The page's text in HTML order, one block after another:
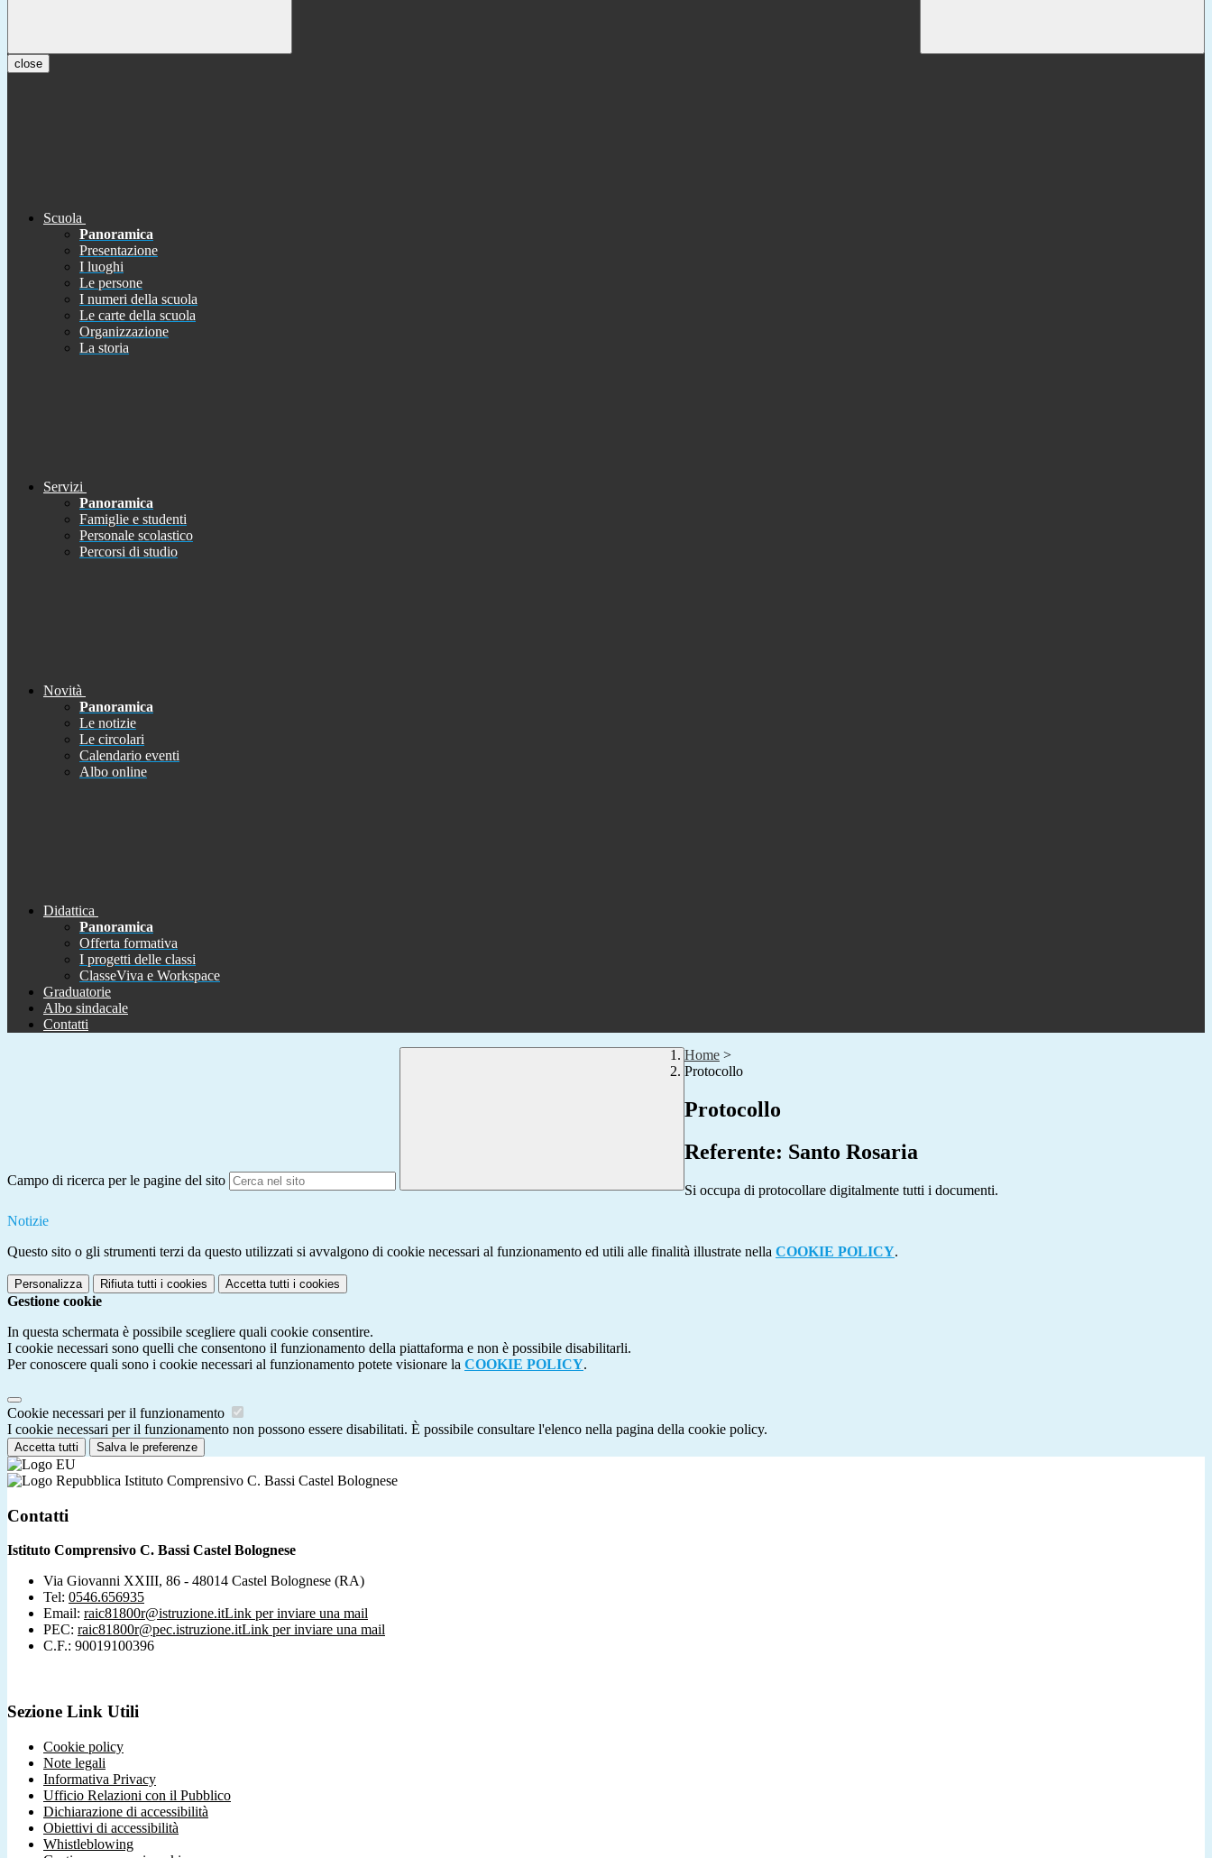
close
Scuola
Panoramica
Presentazione
I luoghi
Le persone
I numeri della scuola
Le carte della scuola
Organizzazione
La storia
Servizi
Panoramica
Famiglie e studenti
Personale scolastico
Percorsi di studio
Novità
Panoramica
Le notizie
Le circolari
Calendario eventi
Albo online
Didattica
Panoramica
Offerta formativa
I progetti delle classi
ClasseViva e Workspace
Graduatorie
Albo sindacale
Contatti
Campo di ricerca per le pagine del sito
Home >
Protocollo
Protocollo
Referente: Santo Rosaria
Si occupa di protocollare digitalmente tutti i documenti.
Notizie
Questo sito o gli strumenti terzi da questo utilizzati si avvalgono di cookie necessari al funzionamento ed utili alle finalità illustrate nella COOKIE POLICY.
Personalizza Rifiuta tutti i cookies Accetta tutti i cookies
Gestione cookie
In questa schermata è possibile scegliere quali cookie consentire.
I cookie necessari sono quelli che consentono il funzionamento della piattaforma e non è possibile disabilitarli.
Per conoscere quali sono i cookie necessari al funzionamento potete visionare la COOKIE POLICY.
Cookie necessari per il funzionamento
I cookie necessari per il funzionamento non possono essere disabilitati. È possibile consultare l'elenco nella pagina della cookie policy.
Accetta tutti Salva le preferenze
Istituto Comprensivo C. Bassi Castel Bolognese
Contatti
Istituto Comprensivo C. Bassi Castel Bolognese
Via Giovanni XXIII, 86 - 48014 Castel Bolognese (RA)
Tel: 0546.656935
Email: raic81800r@istruzione.itLink per inviare una mail
PEC: raic81800r@pec.istruzione.itLink per inviare una mail
C.F.: 90019100396
Sezione Link Utili
Cookie policy
Note legali
Informativa Privacy
Ufficio Relazioni con il Pubblico
Dichiarazione di accessibilità
Obiettivi di accessibilità
Whistleblowing